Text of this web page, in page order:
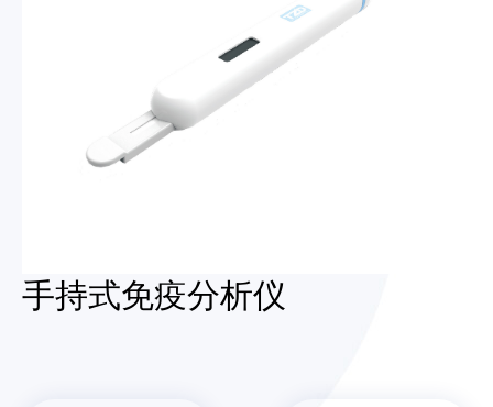
手持式免疫分析仪